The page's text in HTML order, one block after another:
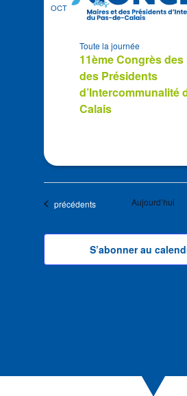
OCT
11ème Congrès des
des Présidents
d’Intercommunalité
Calais
Toute la journée
Évènements
précédents Aujourd’hui
S’abonner au